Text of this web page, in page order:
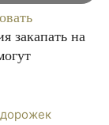
закапать на